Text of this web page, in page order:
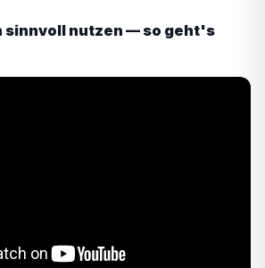
sinnvoll nutzen — so geht's